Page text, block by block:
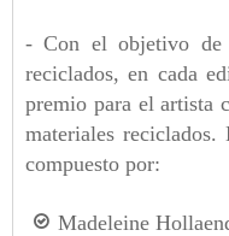
- Con el objetivo de
reciclados, en cada
premio para el artista
materiales
compuesto por:
Madeleine